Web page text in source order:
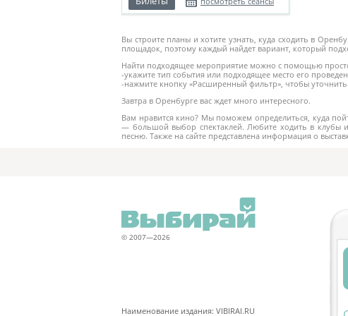
Вы строите планы и хотите узнать, куда сходить в
площадок, поэтому каждый найдет вариант, который
Найти подходящее мероприятие можно с помощью
-укажите тип события или подходящее место его
-нажмите кнопку «Расширенный фильтр», чтобы
Завтра в Оренбурге вас ждет много интересного.
Вам нравится кино? Мы поможем определиться, куда
— большой выбор спектаклей. Любите ходить в клубы
песню. Также на сайте представлена информация о
© 2007—2026
Наименование издания: VIBIRAI.RU